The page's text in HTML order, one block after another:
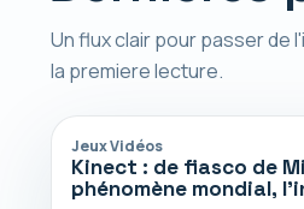
Un flux clair pour passer de
la premiere lecture.
Jeux Vidéos
Kinect : de fiasco de
phénomène mondial,